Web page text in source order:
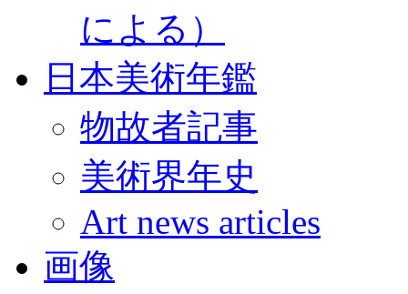
による）
日本美術年鑑
物故者記事
美術界年史
Art news articles
画像